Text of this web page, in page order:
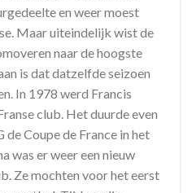
en weer moest
Maar uiteindelijk wist de
naar de hoogste
is dat datzelfde seizoen
In 1978 werd Francis
club. Het duurde even
Coupe de France in het
was er weer een nieuw
Ze mochten voor het eerst